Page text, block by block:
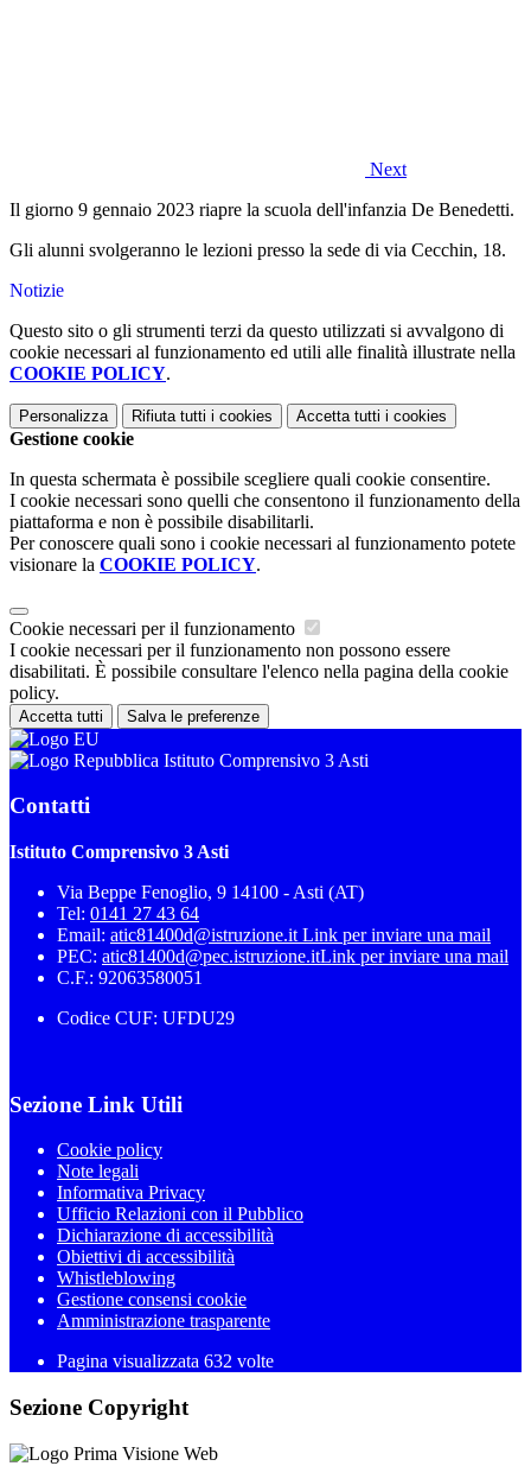
Next
Il giorno 9 gennaio 2023 riapre la scuola dell'infanzia De Benedetti.
Gli alunni svolgeranno le lezioni presso la sede di via Cecchin, 18.
Notizie
Questo sito o gli strumenti terzi da questo utilizzati si avvalgono di
cookie necessari al funzionamento ed utili alle finalità illustrate nella
COOKIE POLICY.
Personalizza Rifiuta tutti i cookies Accetta tutti i cookies
Gestione cookie
In questa schermata è possibile scegliere quali cookie consentire.
I cookie necessari sono quelli che consentono il funzionamento della
piattaforma e non è possibile disabilitarli.
Per conoscere quali sono i cookie necessari al funzionamento potete
visionare la COOKIE POLICY.
Cookie necessari per il funzionamento
I cookie necessari per il funzionamento non possono essere
disabilitati. È possibile consultare l'elenco nella pagina della cookie
policy.
Accetta tutti Salva le preferenze
Istituto Comprensivo 3 Asti
Contatti
Istituto Comprensivo 3 Asti
Via Beppe Fenoglio, 9 14100 - Asti (AT)
Tel: 0141 27 43 64
Email: atic81400d@istruzione.it Link per inviare una mail
PEC: atic81400d@pec.istruzione.itLink per inviare una mail
C.F.: 92063580051
Codice CUF: UFDU29
Sezione Link Utili
Cookie policy
Note legali
Informativa Privacy
Ufficio Relazioni con il Pubblico
Dichiarazione di accessibilità
Obiettivi di accessibilità
Whistleblowing
Gestione consensi cookie
Amministrazione trasparente
Pagina visualizzata 632 volte
Sezione Copyright